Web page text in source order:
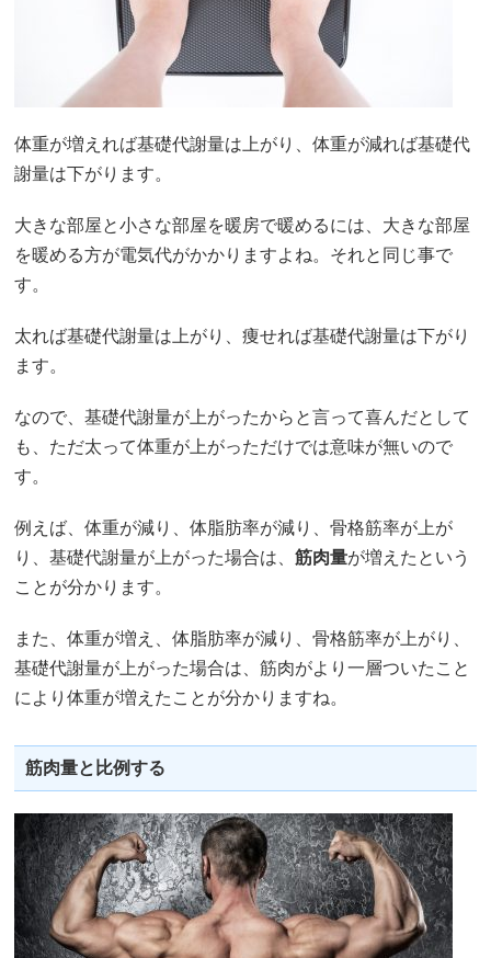
体重が増えれば基礎代謝量は上がり、体重が減れば基礎代
謝量は下がります。
大きな部屋と小さな部屋を暖房で暖めるには、大きな部屋
を暖める方が電気代がかかりますよね。それと同じ事で
す。
太れば基礎代謝量は上がり、痩せれば基礎代謝量は下がり
ます。
なので、基礎代謝量が上がったからと言って喜んだとして
も、ただ太って体重が上がっただけでは意味が無いので
す。
例えば、体重が減り、体脂肪率が減り、骨格筋率が上が
り、基礎代謝量が上がった場合は、筋肉量が増えたという
ことが分かります。
また、体重が増え、体脂肪率が減り、骨格筋率が上がり、
基礎代謝量が上がった場合は、筋肉がより一層ついたこと
により体重が増えたことが分かりますね。
筋肉量と比例する